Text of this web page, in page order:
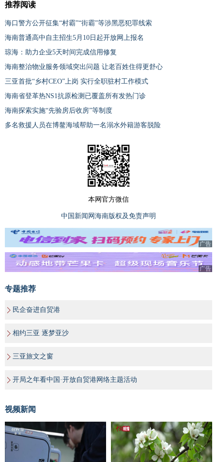
推荐阅读
海口警方公开征集“村霸”“街霸”等涉黑恶犯罪线索
海南普通高中自主招生5月10日起开放网上报名
琼海：助力企业5天时间完成信用修复
海南整治物业服务领域突出问题 让老百姓住得更舒心
三亚首批“乡村CEO”上岗 实行全职驻村工作模式
海南省登革热NS1抗原检测已覆盖所有发热门诊
海南探索实施“先验房后收房”等制度
多名救援人员在博鳌海域帮助一名溺水外籍游客脱险
本网官方微信
中国新闻网海南版权及免责声明
广告
广告
专题推荐
民企奋进自贸港
相约三亚 逐梦亚沙
三亚旅文之窗
开局之年看中国·开放自贸港网络主题活动
视频新闻